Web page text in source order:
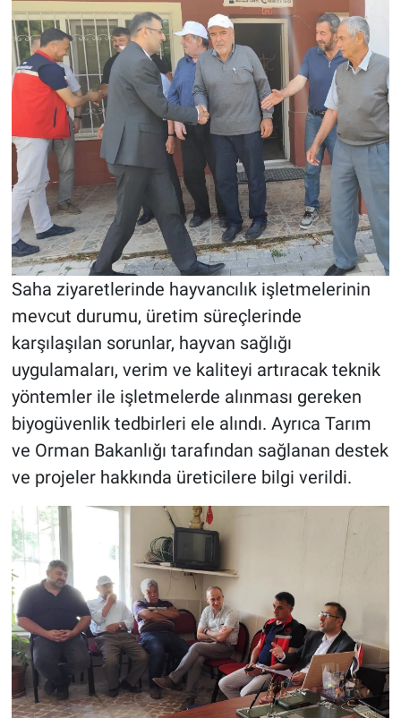
Saha ziyaretlerinde hayvancılık işletmelerinin
mevcut durumu, üretim süreçlerinde
karşılaşılan sorunlar, hayvan sağlığı
uygulamaları, verim ve kaliteyi artıracak teknik
yöntemler ile işletmelerde alınması gereken
biyogüvenlik tedbirleri ele alındı. Ayrıca Tarım
ve Orman Bakanlığı tarafından sağlanan destek
ve projeler hakkında üreticilere bilgi verildi.